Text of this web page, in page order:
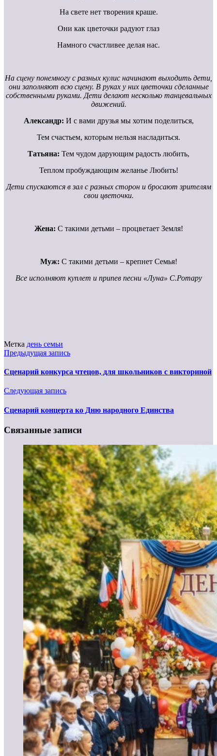
На свете нет творения краше.
Они как цветочки радуют глаз
Намного счастливее делая нас.
На сцену понемногу с разных кулис начинают выходить дети,
они заполняют всю сцену. В руках у них цветочки сделанные
собственными руками. Дети делают несколько танцевальных
движений.
Александр: И с вами друзья мы хотим поделиться,
Тем счастьем, которым нельзя насладиться.
Татьяна: Тем чудом дарующим радость любить,
Теплом пробуждающим желанье Любить!
Дети спускаются в зал с разных сторон и бросают зрителям
свои цветочки.
Жена: С такими детьми – процветает Земля!
Муж: С такими детьми – крепнет Семья!
Все исполняют куплет и припев песни «Луна» С.Ротару
Метка день семьи
Предыдущая запись
Сценарий конкурса чтецов, для школьников с викториной
Следующая запись
Сценарий концерта ко Дню народного Единства
Связанные записи